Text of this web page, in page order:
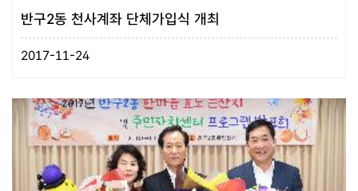
반구2동 천사계좌 단체가입식 개최
2017-11-24